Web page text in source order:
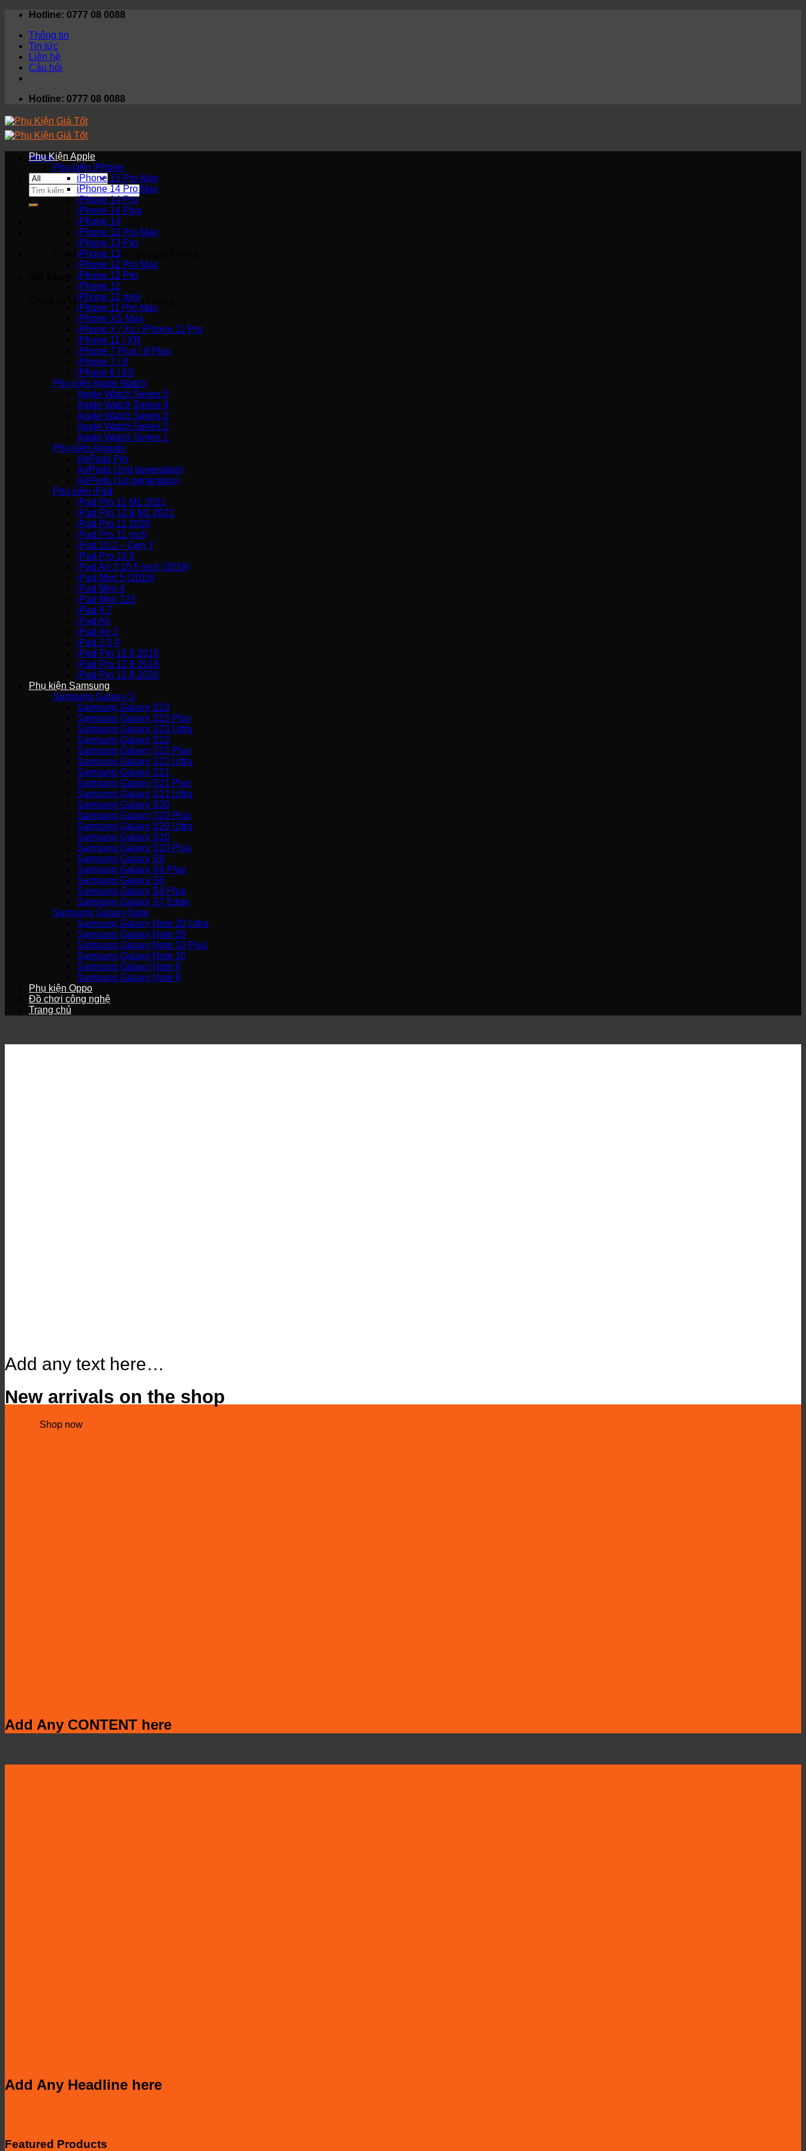
Skip
content
Hotline: 0777 08 0088
Thông tin
Tin tức
Liên hệ
Câu hỏi
Hotline: 0777 08 0088
Menu
Tìm
kiếm:
Chưa có sản phẩm trong giỏ hàng.
Chưa có sản phẩm trong giỏ hàng.
Phụ Kiện Apple
Phụ kiện iPhone
iPhone 15 Pro Max
iPhone 14 Pro Max
iPhone 14 Pro
iPhone 14 Plus
iPhone 14
iPhone 13 Pro Max
iPhone 13 Pro
iPhone 13
iPhone 12 Pro Max
iPhone 12 Pro
iPhone 12
iPhone 12 mini
iPhone 11 Pro Max
iPhone XS Max
iPhone X / Xs / iPhone 11 Pro
iPhone 11 / XR
iPhone 7 Plus / 8 Plus
iPhone 7 / 8
iPhone 6 / 6S
Phụ kiện Apple Watch
Apple Watch Series 5
Apple Watch Series 4
Apple Watch Series 3
Apple Watch Series 2
Apple Watch Series 1
Phụ kiện Airpods
AirPods Pro
AirPods (2nd generation)
AirPods (1st generation)
Phụ kiện iPad
iPad Pro 11 M1 2021
iPad Pro 12.9 M1 2021
iPad Pro 11 2020
iPad Pro 11 inch
iPad 10.2 – Gen 7
iPad Pro 10.5
iPad Air 3 10.5 inch (2019)
iPad Mini 5 (2019)
iPad Mini 4
iPad Mini 123
iPad 9.7
iPad Air
iPad Air 2
iPad 2 3 4
iPad Pro 12.9 2015
iPad Pro 12.9 2018
iPad Pro 12.9 2020
Phụ kiện Samsung
Samsung Galaxy S
Samsung Galaxy S23
Samsung Galaxy S23 Plus
Samsung Galaxy S23 Ultra
Samsung Galaxy S22
Samsung Galaxy S22 Plus
Samsung Galaxy S22 Ultra
Samsung Galaxy S21
Samsung Galaxy S21 Plus
Samsung Galaxy S21 Ultra
Samsung Galaxy S20
Samsung Galaxy S20 Plus
Samsung Galaxy S20 Ultra
Samsung Galaxy S10
Samsung Galaxy S10 Plus
Samsung Galaxy S9
Samsung Galaxy S9 Plus
Samsung Galaxy S8
Samsung Galaxy S8 Plus
Samsung Galaxy S7 Edge
Samsung Galaxy Note
Samsung Galaxy Note 20 Ultra
Samsung Galaxy Note 20
Samsung Galaxy Note 10 Plus
Samsung Galaxy Note 10
Samsung Galaxy Note 9
Samsung Galaxy Note 8
Phụ kiện Oppo
Đồ chơi công nghệ
Trang chủ
Add any text here…
New arrivals on the shop
Shop now
Add Any CONTENT here
Add Any Headline here
Featured Products